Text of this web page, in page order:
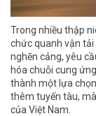
Trong nhiều thập
chức quanh vận tải
nghẽn cảng, yêu
hóa chuỗi cung
thành một lựa
thêm tuyến tàu,
của Việt Nam.